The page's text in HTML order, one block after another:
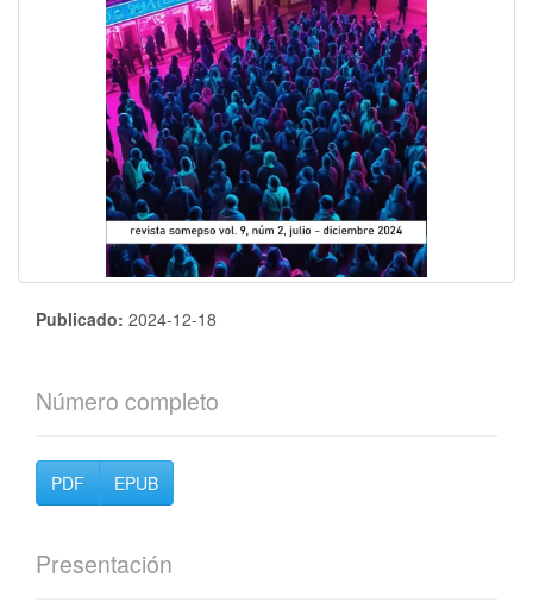
Publicado: 2024-12-18
Número completo
PDF EPUB
Presentación